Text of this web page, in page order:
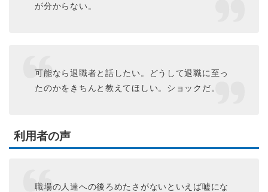
が分からない。
可能なら退職者と話したい。どうして退職に至っ
たのかをきちんと教えてほしい。ショックだ。
利用者の声
職場の人達への後ろめたさがないといえば嘘にな